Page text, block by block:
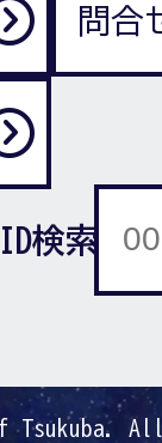
問合
検索
Tsukuba.